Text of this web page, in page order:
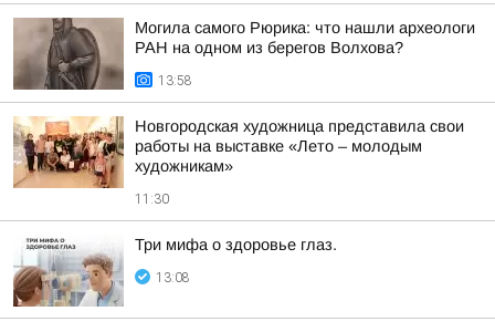
Могила самого Рюрика: что нашли археологи
РАН на одном из берегов Волхова?
13:58
Новгородская художница представила свои
работы на выставке «Лето – молодым
художникам»
11:30
Три мифа о здоровье глаз.
13:08